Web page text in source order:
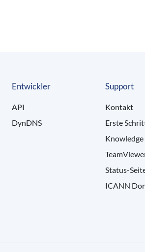
Entwickler
API
DynDNS
Support
Kontakt
Erste
Knowledge
Status-
ICANN